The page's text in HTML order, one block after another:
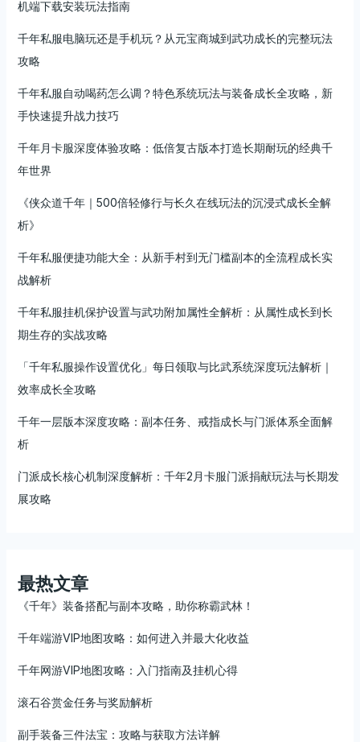
机端下载安装玩法指南
千年私服电脑玩还是手机玩？从元宝商城到武功成长的完整玩法
攻略
千年私服自动喝药怎么调？特色系统玩法与装备成长全攻略，新
手快速提升战力技巧
千年月卡服深度体验攻略：低倍复古版本打造长期耐玩的经典千
年世界
《侠众道千年｜500倍轻修行与长久在线玩法的沉浸式成长全解
析》
千年私服便捷功能大全：从新手村到无门槛副本的全流程成长实
战解析
千年私服挂机保护设置与武功附加属性全解析：从属性成长到长
期生存的实战攻略
「千年私服操作设置优化」每日领取与比武系统深度玩法解析｜
效率成长全攻略
千年一层版本深度攻略：副本任务、戒指成长与门派体系全面解
析
门派成长核心机制深度解析：千年2月卡服门派捐献玩法与长期发
展攻略
最热文章
《千年》装备搭配与副本攻略，助你称霸武林！
千年端游VIP地图攻略：如何进入并最大化收益
千年网游VIP地图攻略：入门指南及挂机心得
滚石谷赏金任务与奖励解析
副手装备三件法宝：攻略与获取方法详解